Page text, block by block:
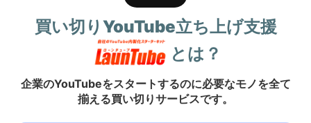
買い切りYouTube立ち上げ支援
とは？
企業のYouTubeをスタートするのに必要なモノを全て
揃える買い切りサービスです。